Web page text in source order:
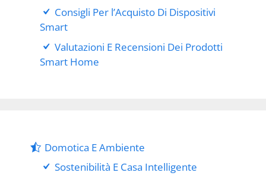
Consigli Per l’Acquisto Di Dispositivi
Smart
Valutazioni E Recensioni Dei Prodotti
Smart Home
Domotica E Ambiente
Sostenibilità E Casa Intelligente